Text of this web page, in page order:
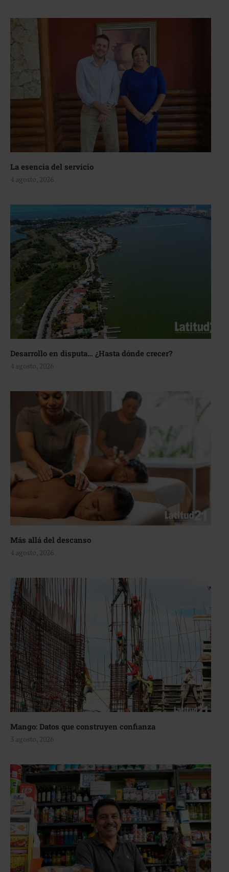
La esencia del servicio
4 agosto, 2026
Desarrollo en disputa… ¿Hasta dónde crecer?
4 agosto, 2026
Más allá del descanso
4 agosto, 2026
Mango: Datos que construyen confianza
3 agosto, 2026